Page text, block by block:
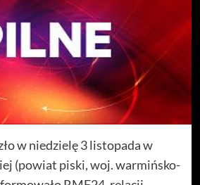
w niedzielę 3 listopada w
(powiat piski, woj. warmińsko-